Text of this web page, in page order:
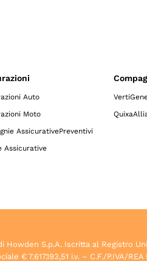
Auto
Moto
AssicurativePreventivi
Assicurative
Verti
Quixa
Howden S.p.A. Iscritta al Registro
€ 7.617.193,51 i.v. – C.F./P.IVA/